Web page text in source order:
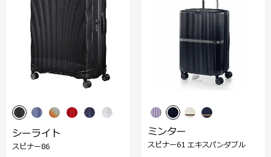
シーライト
スピナー86
ミンター
スピナー61 エキスパンダブル